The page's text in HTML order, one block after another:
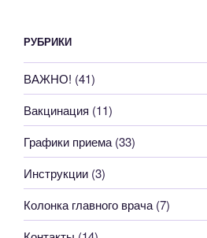
РУБРИКИ
ВАЖНО! (41)
Вакцинация (11)
Графики приема (33)
Инструкции (3)
Колонка главного врача (7)